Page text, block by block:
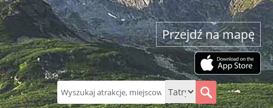
Przejdź na mapę